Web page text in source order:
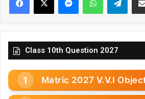
Class 10th Question 2027
Matric 2027 V.V.I